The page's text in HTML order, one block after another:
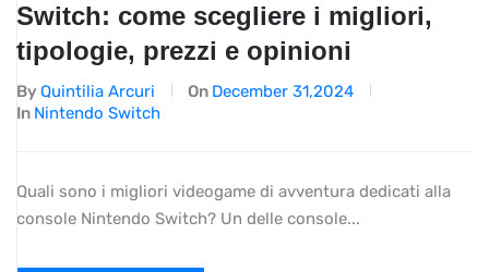
Switch: come scegliere i migliori,
tipologie, prezzi e opinioni
By Quintilia Arcuri On December 31,2024
In Nintendo Switch
Quali sono i migliori videogame di avventura dedicati alla
console Nintendo Switch? Un delle console...